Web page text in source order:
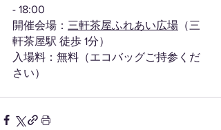
- 18:00
開催会場： 三軒茶屋ふれあい広場 （三
軒茶屋駅 徒歩 1分）
入場料：無料（エコバッグご持参くだ
さい）